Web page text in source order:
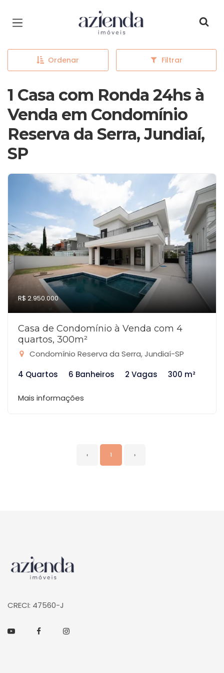
Página inicial
Ordenar Filtrar
1 Casa com Ronda 24hs à
Venda em Condomínio
Reserva da Serra, Jundiaí,
SP
R$ 2.950.000
Casa de Condomínio à Venda com 4
quartos, 300m²
Condomínio Reserva da Serra, Jundiaí-SP
4 Quartos
6 Banheiros 2 Vagas 300 m²
Mais informações
‹ 1 ›
Página inicial
CRECI: 47560-J
YoutubeFacebookInstagram